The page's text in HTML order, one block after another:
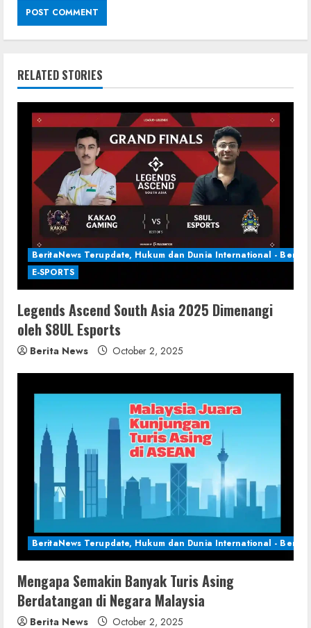
RELATED STORIES
BeritaNews Terupdate, Hukum dan Dunia International - Berita
E-SPORTS
Legends Ascend South Asia 2025 Dimenangi
oleh S8UL Esports
Berita News October 2, 2025
BeritaNews Terupdate, Hukum dan Dunia International - Berita
Mengapa Semakin Banyak Turis Asing
Berdatangan di Negara Malaysia
Berita News October 2, 2025